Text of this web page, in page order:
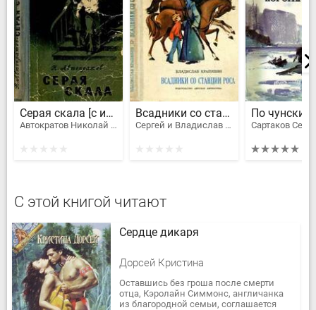
Серая скала [с иллюстрациями]
Автократов Николай Васильевич
Всадники со станции Роса
Сергей и Владислав Крапивины
С этой книгой читают
Сердце дикаря
Дорсей Кристина
Оставшись без гроша после смерти
отца, Кэролайн Симмонс, англичанка
из благородной семьи, соглашается